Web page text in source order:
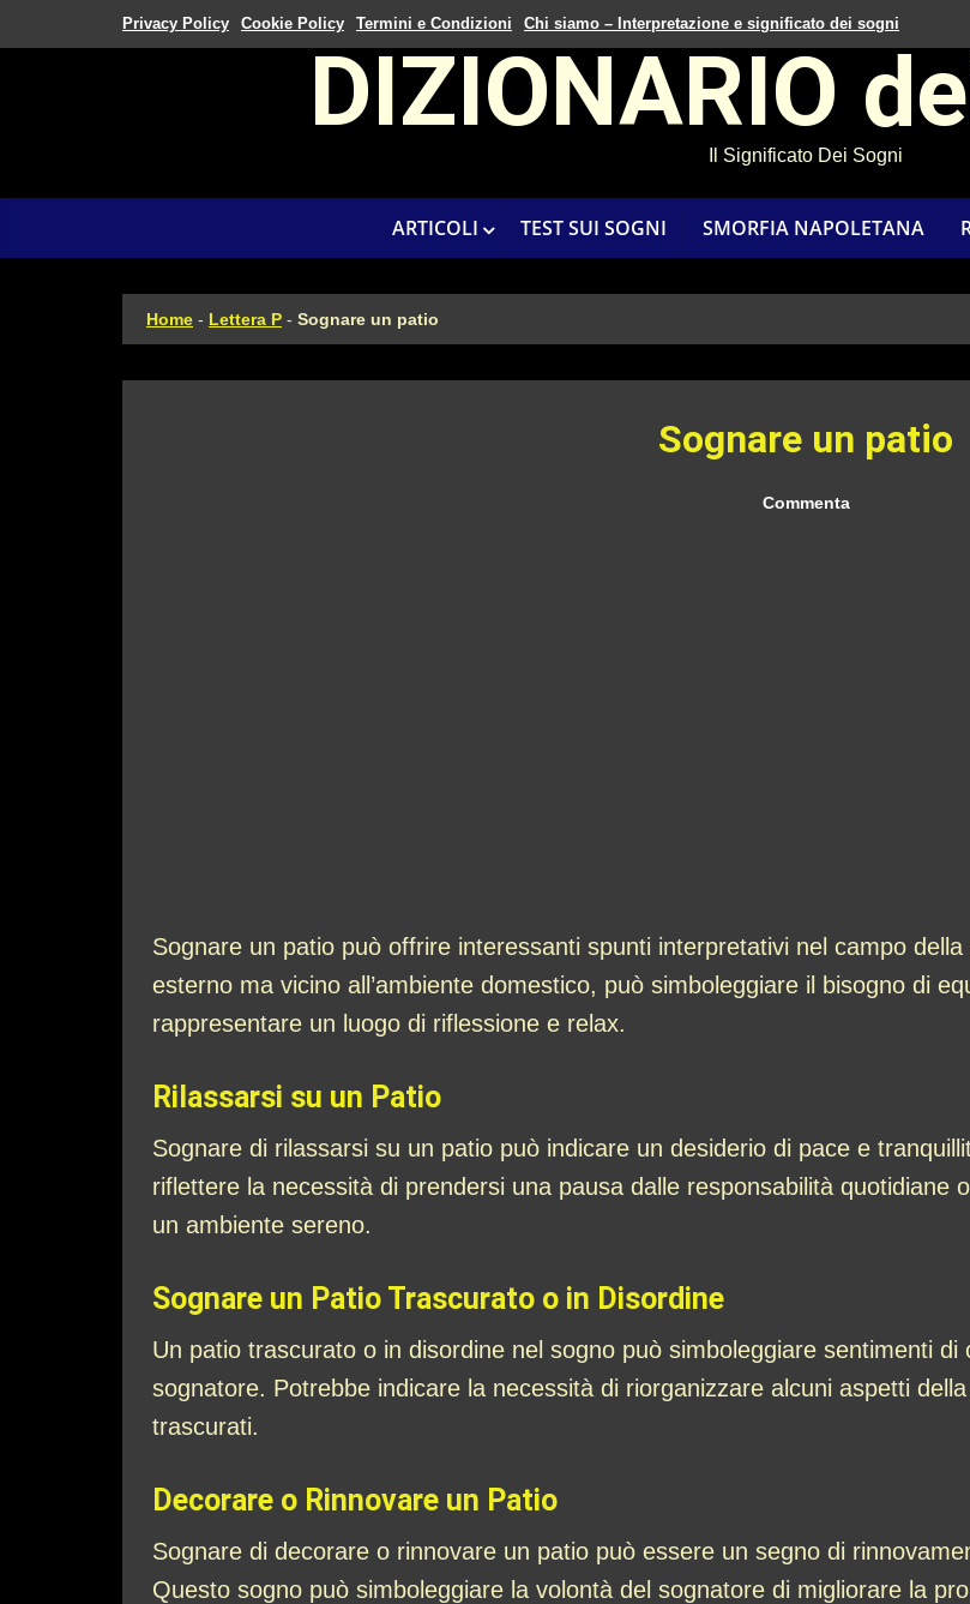
Privacy Policy Cookie Policy Termini e Condizioni Chi siamo – Interpretazione e significato dei sogni
DIZIONARIO
Il Significato Dei Sogni
ARTICOLI TEST SUI SOGNI SMORFIA NAPOLETANA
Home - Lettera P - Sognare un patio
Sognare un patio
Commenta
Sognare un patio può offrire interessanti spunti interpretativi nel campo
esterno ma vicino all’ambiente domestico, può simboleggiare il bisogno di
rappresentare un luogo di riflessione e relax.
Rilassarsi su un Patio
Sognare di rilassarsi su un patio può indicare un desiderio di pace e
riflettere la necessità di prendersi una pausa dalle responsabilità quotidiane
un ambiente sereno.
Sognare un Patio Trascurato o in Disordine
Un patio trascurato o in disordine nel sogno può simboleggiare sentimenti
sognatore. Potrebbe indicare la necessità di riorganizzare alcuni aspetti
trascurati.
Decorare o Rinnovare un Patio
Sognare di decorare o rinnovare un patio può essere un segno di
Questo sogno può simboleggiare la volontà del sognatore di migliorare la